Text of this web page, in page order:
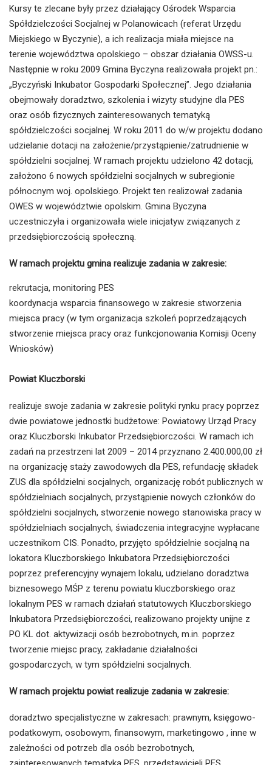
Kursy te zlecane były przez działający Ośrodek Wsparcia
Spółdzielczości Socjalnej w Polanowicach (referat Urzędu
Miejskiego w Byczynie), a ich realizacja miała miejsce na
terenie województwa opolskiego – obszar działania OWSS-u.
Następnie w roku 2009 Gmina Byczyna realizowała projekt pn.:
„Byczyński Inkubator Gospodarki Społecznej”. Jego działania
obejmowały doradztwo, szkolenia i wizyty studyjne dla PES
oraz osób fizycznych zainteresowanych tematyką
spółdzielczości socjalnej. W roku 2011 do w/w projektu dodano
udzielanie dotacji na założenie/przystąpienie/zatrudnienie w
spółdzielni socjalnej. W ramach projektu udzielono 42 dotacji,
założono 6 nowych spółdzielni socjalnych w subregionie
północnym woj. opolskiego. Projekt ten realizował zadania
OWES w województwie opolskim. Gmina Byczyna
uczestniczyła i organizowała wiele inicjatyw związanych z
przedsiębiorczością społeczną.
W ramach projektu gmina realizuje zadania w zakresie:
rekrutacja, monitoring PES
koordynacja wsparcia finansowego w zakresie stworzenia
miejsca pracy (w tym organizacja szkoleń poprzedzających
stworzenie miejsca pracy oraz funkcjonowania Komisji Oceny
Wniosków)
Powiat Kluczborski
realizuje swoje zadania w zakresie polityki rynku pracy poprzez
dwie powiatowe jednostki budżetowe: Powiatowy Urząd Pracy
oraz Kluczborski Inkubator Przedsiębiorczości. W ramach ich
zadań na przestrzeni lat 2009 – 2014 przyznano 2.400.000,00 zł
na organizację staży zawodowych dla PES, refundację składek
ZUS dla spółdzielni socjalnych, organizację robót publicznych w
spółdzielniach socjalnych, przystąpienie nowych członków do
spółdzielni socjalnych, stworzenie nowego stanowiska pracy w
spółdzielniach socjalnych, świadczenia integracyjne wypłacane
uczestnikom CIS. Ponadto, przyjęto spółdzielnie socjalną na
lokatora Kluczborskiego Inkubatora Przedsiębiorczości
poprzez preferencyjny wynajem lokalu, udzielano doradztwa
biznesowego MŚP z terenu powiatu kluczborskiego oraz
lokalnym PES w ramach działań statutowych Kluczborskiego
Inkubatora Przedsiębiorczości, realizowano projekty unijne z
PO KL dot. aktywizacji osób bezrobotnych, m.in. poprzez
tworzenie miejsc pracy, zakładanie działalności
gospodarczych, w tym spółdzielni socjalnych.
W ramach projektu powiat realizuje zadania w zakresie:
doradztwo specjalistyczne w zakresach: prawnym, księgowo-
podatkowym, osobowym, finansowym, marketingowo , inne w
zależności od potrzeb dla osób bezrobotnych,